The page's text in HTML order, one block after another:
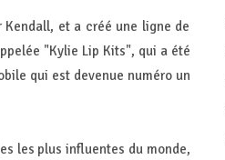
et a créé une ligne de
"Kylie Lip Kits", qui a été
qui est devenue numéro un
les plus influentes du monde,